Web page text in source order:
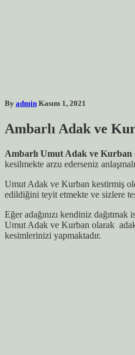
By admin Kasım 1, 2021
Ambarlı Adak ve
Ambarlı Umut Adak ve Kurban
kesilmekte arzu ederseniz
Umut Adak ve Kurban kestirmiş
edildiğini teyit etmekte ve sizlere
Eğer adağınızı kendiniz
Umut Adak ve Kurban olarak
kesimlerinizi yapmaktadır.